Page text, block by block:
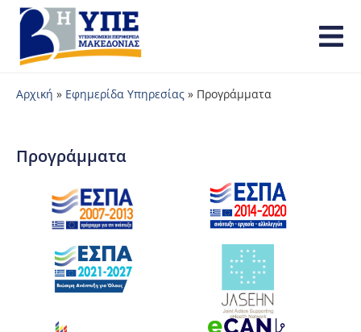
Αρχική » Εφημερίδα Υπηρεσίας » Προγράμματα
Προγράμματα